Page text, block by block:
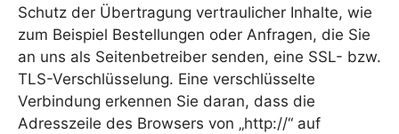
Schutz der Übertragung vertraulicher Inhalte, wie
zum Beispiel Bestellungen oder Anfragen, die Sie
an uns als Seitenbetreiber senden, eine SSL- bzw.
TLS-Verschlüsselung. Eine verschlüsselte
Verbindung erkennen Sie daran, dass die
Adresszeile des Browsers von „http://“ auf